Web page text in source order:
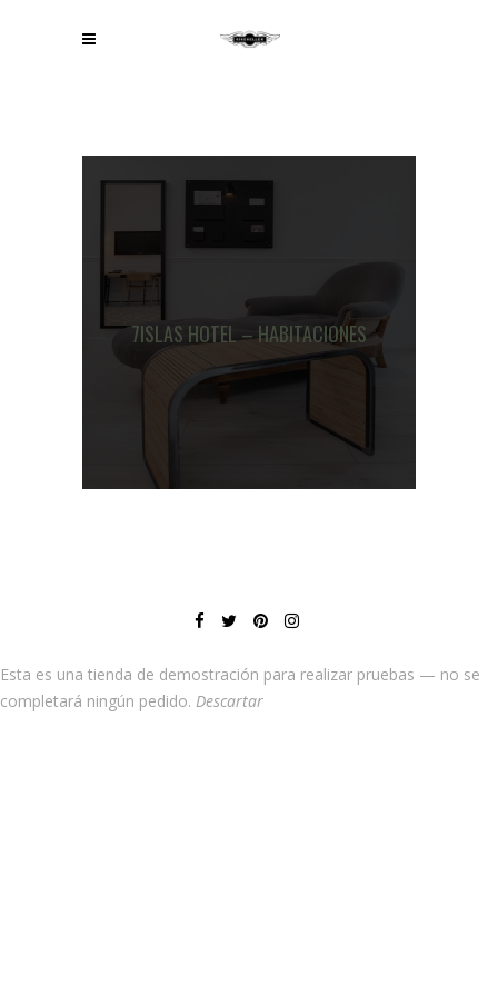
7ISLAS HOTEL – HABITACIONES
Esta es una tienda de demostración para realizar pruebas — no se
completará ningún pedido. Descartar